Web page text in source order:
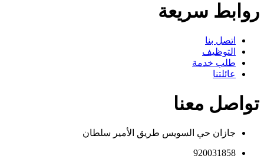
روابط سريعة
اتصل بنا
التوظيف
طلب خدمة
عائلتنا
تواصل معنا
جازان حي السويس طريق الأمير سلطان
920031858